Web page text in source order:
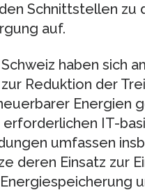
Schnittstellen zu
auf.
haben sich
Reduktion der
Energien
IT-
umfassen
deren Einsatz zur